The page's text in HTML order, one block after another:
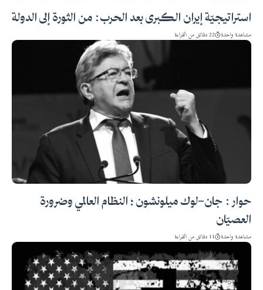
استراتيجيّة إيران الكبرى بعد الحرب: من الثورة إلى الدولة
مشاهدة واحدة 22 دقائق من القراءة
حوار : جان-لوك ميلونشون ؛ النظام العالمي وضرورة
العصيّان
مشاهدة واحدة 11 دقائق من القراءة